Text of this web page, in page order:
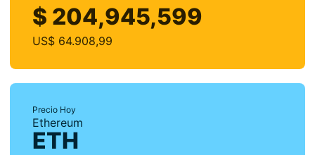
$ 204,945,599
US$ 64.908,99
Precio Hoy
Ethereum
ETH